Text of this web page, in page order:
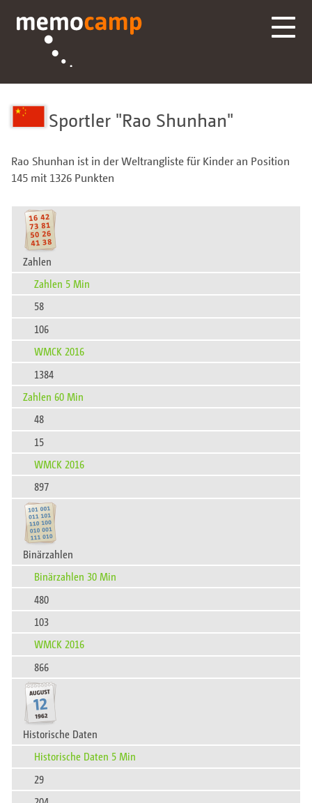
Sportler Rao Shunhan
Rao Shunhan ist in der Weltrangliste für Kinder an Position
145 mit 1326 Punkten
Zahlen
Zahlen 5 Min
58
106
WMCK 2016
1384
Zahlen 60 Min
48
15
WMCK 2016
897
Binärzahlen
Binärzahlen 30 Min
480
103
WMCK 2016
866
Historische Daten
Historische Daten 5 Min
29